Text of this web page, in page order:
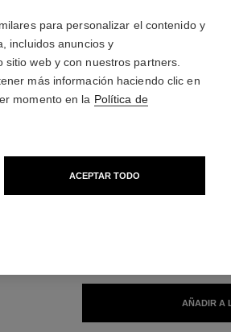
Les Beiges Fondo de
Natural Hidratante
Más información
Ref. 184804
AÑADIR A
para personalizar el contenido y
incluidos anuncios y
web y con nuestros partners.
más información haciendo clic en
momento en la Política de
ACEPTAR TODO